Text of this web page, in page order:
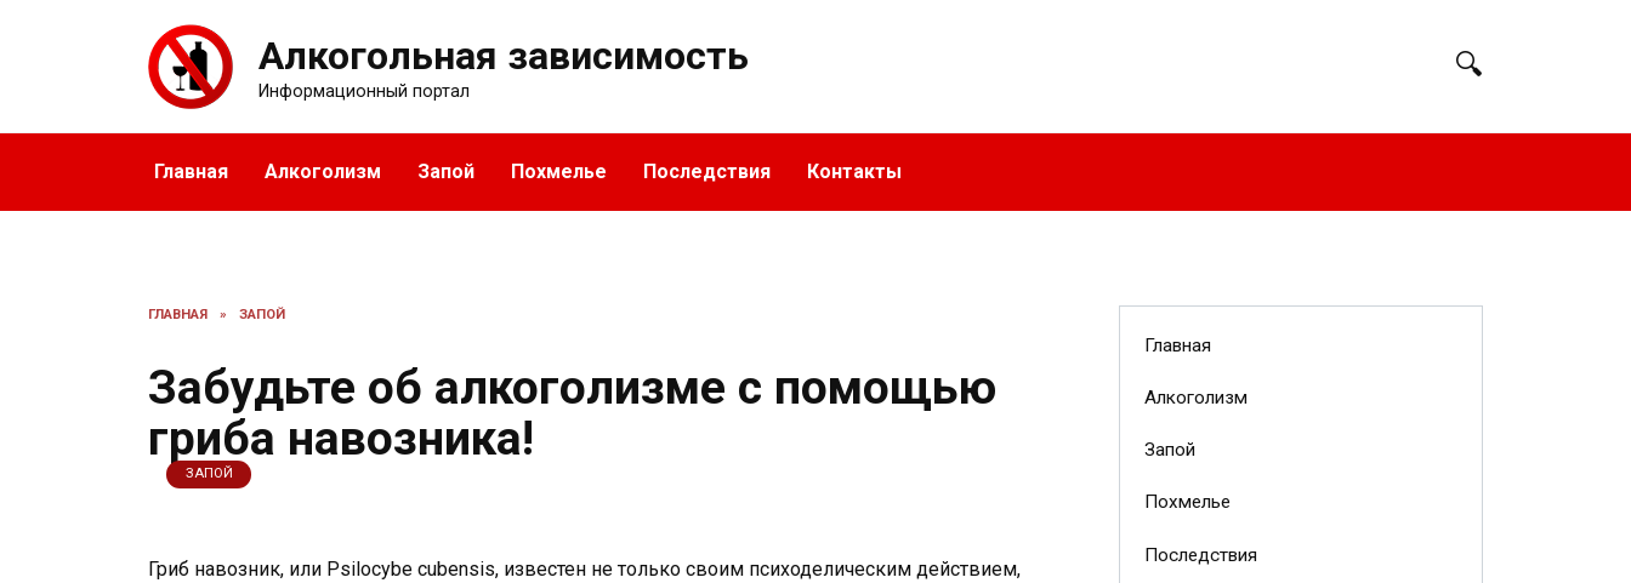
Алкогольная зависимость
Информационный портал
Главная Алкоголизм Запой Похмелье Последствия Контакты
ГЛАВНАЯ » ЗАПОЙ
Забудьте об алкоголизме с помощью
гриба навозника!
ЗАПОЙ
Гриб навозник, или Psilocybe cubensis, известен не только своим психоделическим действием,
Главная
Алкоголизм
Запой
Похмелье
Последствия